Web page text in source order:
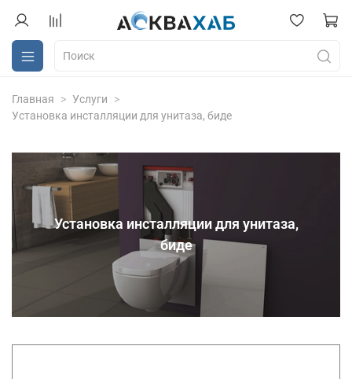
Главная
Услуги
Установка инсталляции для унитаза, биде
Установка инсталляции для унитаза,
биде